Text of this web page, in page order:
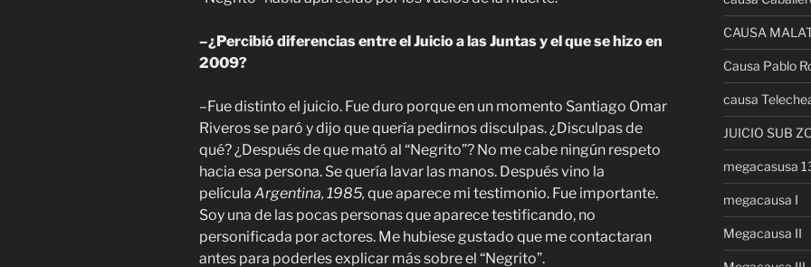
–¿Percibió diferencias entre el Juicio a las Juntas y el que se hizo en
2009?
–Fue distinto el juicio. Fue duro porque en un momento Santiago Omar
Riveros se paró y dijo que quería pedirnos disculpas. ¿Disculpas de
qué? ¿Después de que mató al “Negrito”? No me cabe ningún respeto
hacia esa persona. Se quería lavar las manos. Después vino la
película Argentina, 1985, que aparece mi testimonio. Fue importante.
Soy una de las pocas personas que aparece testificando, no
personificada por actores. Me hubiese gustado que me contactaran
antes para poderles explicar más sobre el “Negrito”.
CAUSA
Causa Pablo
causa
JUICIO SUB
megacasusa
megacausa I
Megacausa II